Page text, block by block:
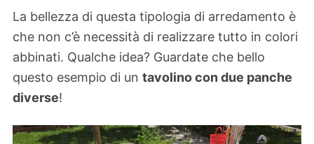
La bellezza di questa tipologia di arredamento è
che non c’è necessità di realizzare tutto in colori
abbinati. Qualche idea? Guardate che bello
questo esempio di un tavolino con due panche
diverse!